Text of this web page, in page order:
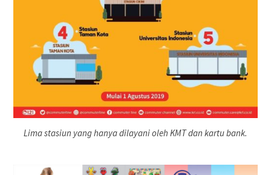
Lima stasiun yang hanya dilayani oleh KMT dan kartu bank.